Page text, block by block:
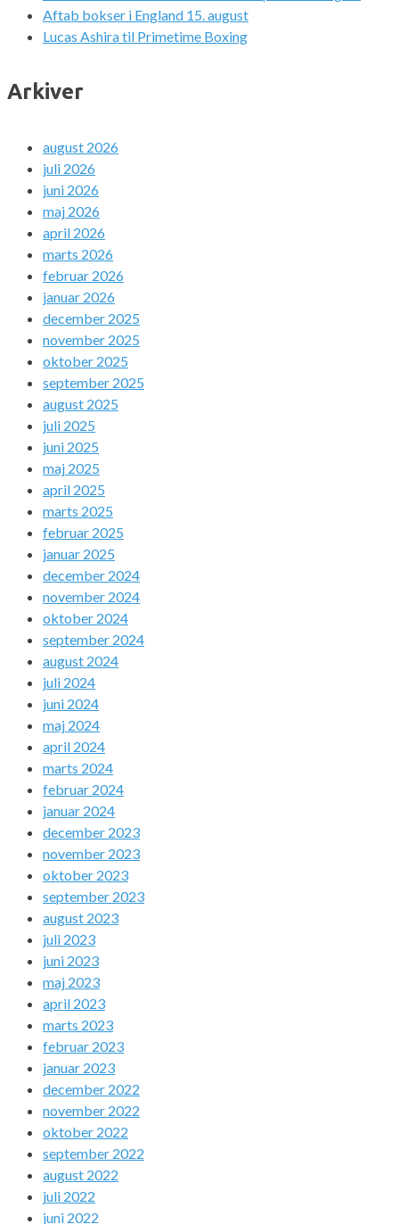
Aftab bokser i England 15. august
Lucas Ashira til Primetime Boxing
Arkiver
august 2026
juli 2026
juni 2026
maj 2026
april 2026
marts 2026
februar 2026
januar 2026
december 2025
november 2025
oktober 2025
september 2025
august 2025
juli 2025
juni 2025
maj 2025
april 2025
marts 2025
februar 2025
januar 2025
december 2024
november 2024
oktober 2024
september 2024
august 2024
juli 2024
juni 2024
maj 2024
april 2024
marts 2024
februar 2024
januar 2024
december 2023
november 2023
oktober 2023
september 2023
august 2023
juli 2023
juni 2023
maj 2023
april 2023
marts 2023
februar 2023
januar 2023
december 2022
november 2022
oktober 2022
september 2022
august 2022
juli 2022
juni 2022